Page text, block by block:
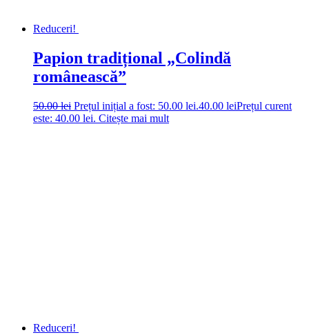
Reduceri!
Papion tradițional „Colindă
românească”
50.00lei Prețul inițial a fost: 50.00 lei.40.00 leiPrețul curent
este: 40.00 lei. Citește mai mult
Reduceri!